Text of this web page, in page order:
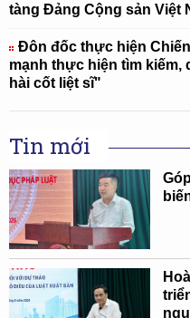
tàng Đảng Cộng sản Việt
Đôn đốc thực hiện
mạnh thực hiện tìm kiếm,
hài cốt liệt sĩ"
Tin mới